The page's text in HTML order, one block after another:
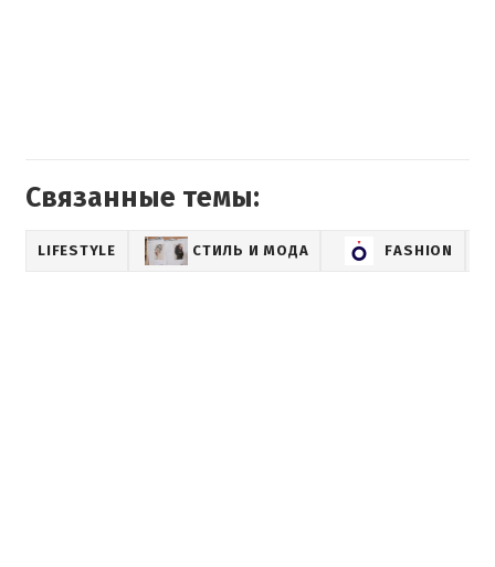
Связанные темы:
LIFESTYLE СТИЛЬ И МОДА FASHION